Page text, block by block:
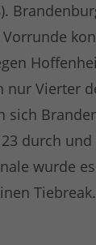
Vierter
durch
wurde